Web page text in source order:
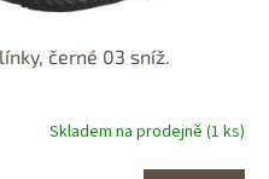
černé 03 sníž.
Skladem na prodejně (1 ks)